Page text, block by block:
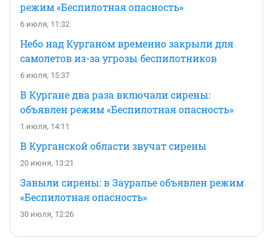
режим «Беспилотная опасность»
6 июля, 11:32
Небо над Курганом временно закрыли для
самолетов из-за угрозы беспилотников
6 июля, 15:37
В Кургане два раза включали сирены:
объявлен режим «Беспилотная опасность»
1 июля, 14:11
В Курганской области звучат сирены
20 июня, 13:21
Завыли сирены: в Зауралье объявлен режим
«Беспилотная опасность»
30 июля, 12:26